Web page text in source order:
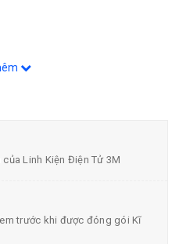
Linh Kiện Điện Tử 3M
trước khi được đóng gói Kĩ